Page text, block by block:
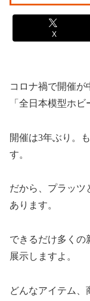
X
コロナ禍で開催が
「全日本模型ホ
開催は3年ぶり。
す。
だから、プラッツ
あります。
できるだけ多くの
展示しますよ。
どんなアイテム、